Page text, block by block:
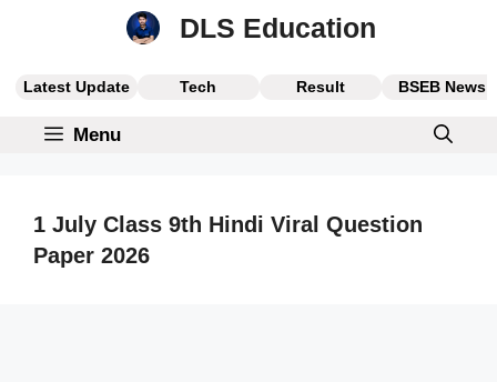
DLS Education
Latest Update Tech Result BSEB News
Menu
1 July Class 9th Hindi Viral Question
Paper 2026